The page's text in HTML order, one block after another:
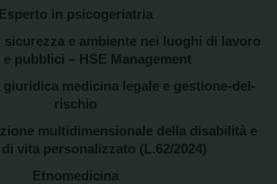
Esperto in psicogeriatria
sicurezza e ambiente nei luoghi di lavoro
pubblici – HSE Management
medicina legale e gestione-del-
rischio
multidimensionale della disabilità e
vita personalizzato (L.62/2024)
Etnomedicina